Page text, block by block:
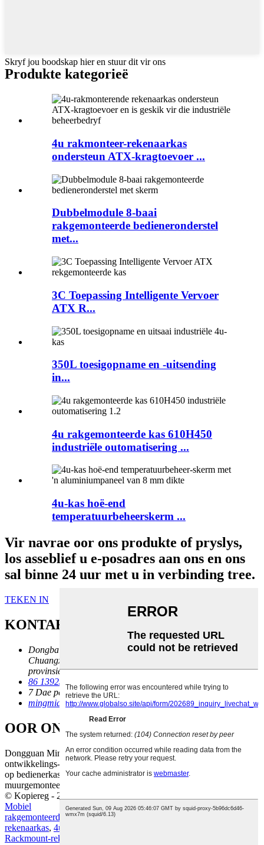
Skryf jou boodskap hier en stuur dit vir ons
Produkte kategorieë
4u rakmonteer-rekenaarkas
ondersteun ATX-kragtoevoer ...
Dubbelmodule 8-baai
rakgemonteerde bedieneronderstel
met...
3C Toepassing Intelligente Vervoer
ATX R...
350L toesigopname en -uitsending
in...
4u rakgemonteerde kas 610H450
industriële outomatisering ...
4u-kas hoë-end
temperatuurbeheerskerm ...
Vir navrae oor ons produkte of pryslys,
los asseblief u e-posadres aan ons en ons
sal binne 24 uur met u in verbinding tree.
TEKEN IN
KONTAK
Dongbaiwang Wetenskap- en Tegnologiepark,
Chuangxinweg, Gaobu-stad, Dongguan-stad, Guangdong-
provinsie, China
86 13925714718
7 Dae per week van 10:00 tot 18:00
mingmiao1688@gmail.com
OOR ONS
Dongguan Mingmiao Technology Co., Ltd. is 'n navorsings-,
ontwikkelings- en produksieonderneming wat al 17 jaar lank fokus
op bedienerkaste, rakgemonteerde rekenaarkaste, mini-ITX-kaste,
muurgemonteerde rekenaarkaste en NAS-kaste.
© Kopiereg - 2010-2025: Alle regte voorbehou.
Mobiel
rakgemonteerde rekenaarkas,
rekenaarkas, 4u Rackmount-rekenaarkas
Rackmount-rekenaarkas